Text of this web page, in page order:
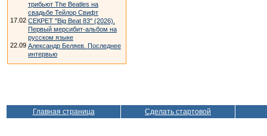
трибьют The Beatles на
свадьбе Тейлор Свифт
17.02 СЕКРЕТ "Big Beat 83" (2026).
Первый мерсибит-альбом на
русском языке
22.09 Александр Беляев. Последнее
интервью
Главная страница Сделать стартовой